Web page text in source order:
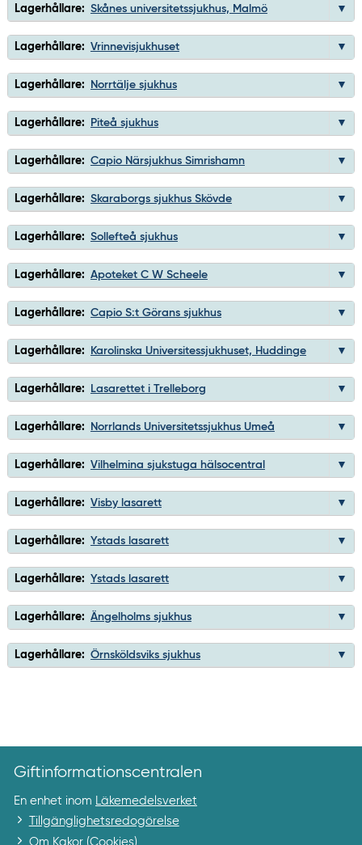
Lagerhållare: Skånes universitetssjukhus, Malmö
Lagerhållare: Vrinnevisjukhuset
Lagerhållare: Norrtälje sjukhus
Lagerhållare: Piteå sjukhus
Lagerhållare: Capio Närsjukhus Simrishamn
Lagerhållare: Skaraborgs sjukhus Skövde
Lagerhållare: Sollefteå sjukhus
Lagerhållare: Apoteket C W Scheele
Lagerhållare: Capio S:t Görans sjukhus
Lagerhållare: Karolinska Universitessjukhuset, Huddinge
Lagerhållare: Lasarettet i Trelleborg
Lagerhållare: Norrlands Universitetssjukhus Umeå
Lagerhållare: Vilhelmina sjukstuga hälsocentral
Lagerhållare: Visby lasarett
Lagerhållare: Ystads lasarett
Lagerhållare: Ystads lasarett
Lagerhållare: Ängelholms sjukhus
Lagerhållare: Örnsköldsviks sjukhus
Giftinformationscentralen
En enhet inom
Läkemedelsverket
Tillgänglighetsredogörelse
Om Kakor (Cookies)